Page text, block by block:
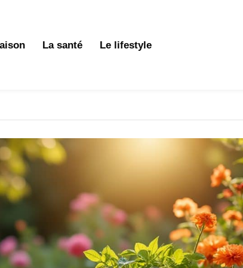
La santé Le lifestyle